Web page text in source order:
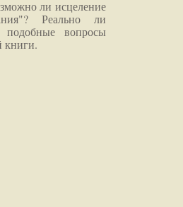
ли исцеление
Реально ли
вопросы
книги.